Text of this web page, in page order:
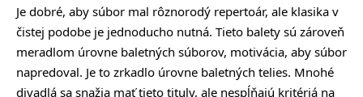
Je dobré, aby súbor mal rôznorodý repertoár, ale klasika v
čistej podobe je jednoducho nutná. Tieto balety sú zároveň
meradlom úrovne baletných súborov, motivácia, aby súbor
napredoval. Je to zrkadlo úrovne baletných telies. Mnohé
divadlá sa snažia mať tieto tituly, ale nespĺňajú kritériá na